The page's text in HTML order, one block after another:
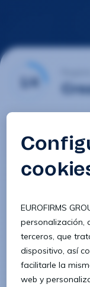
1/4
Contraseña
Confirmar
8 caracteres
1 letra mayúscula